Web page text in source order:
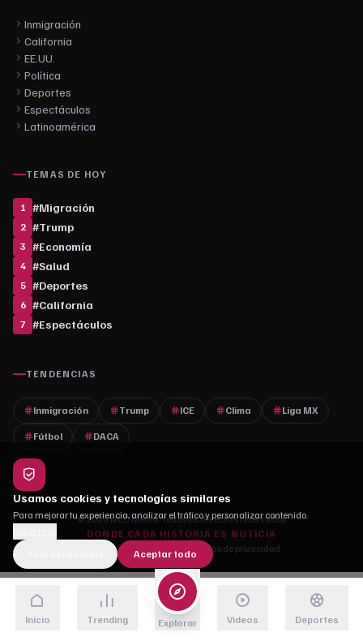
Inmigración
California
EE.UU.
Política
Deportes
Espectáculos
Latinoamérica
TEMAS DE HOY
1 #Migración
2 #Trump
3 #Economía
4 #Salud
5 #Deportes
6 #California
7 #Espectáculos
TENDENCIAS
Inmigración Trump ICE Clima Liga MX
Fútbol DACA
© 2026 MLC Media. Todos los derechos reservados.
DONDE CADA HISTORIA ES NOTICIA
Quiénes somos
Políticas de privacidad
Usamos cookies y tecnologías similares
Para mejorar tu experiencia, analizar el tráfico y personalizar contenido.
Aceptar todo
Inicio Trending Explorar Videos Deportes